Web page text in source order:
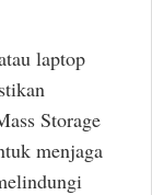
laptop
Storage
menjaga